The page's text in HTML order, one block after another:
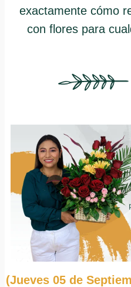
exactamente cómo
con flores para
(Jueves 05 de